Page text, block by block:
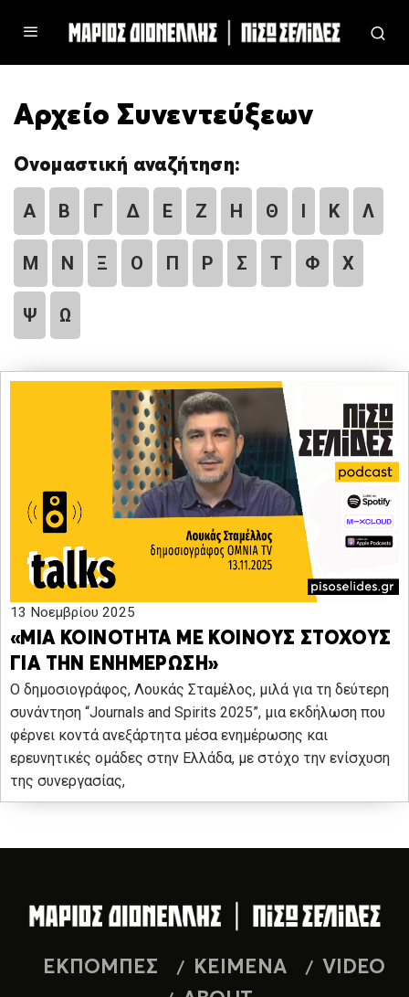
Αρχείο Συνεντεύξεων
Ονομαστική αναζήτηση:
Α Β Γ Δ Ε Ζ Η Θ Ι Κ Λ
Μ Ν Ξ Ο Π Ρ Σ Τ Φ Χ
Ψ Ω
13 Νοεμβρίου 2025
«ΜΙΑ ΚΟΙΝΟΤΗΤΑ ΜΕ ΚΟΙΝΟΥΣ ΣΤΟΧΟΥΣ
ΓΙΑ ΤΗΝ ΕΝΗΜΕΡΩΣΗ»
Ο δημοσιογράφος, Λουκάς Σταμέλος, μιλά για τη δεύτερη
συνάντηση “Journals and Spirits 2025”, μια εκδήλωση που
φέρνει κοντά ανεξάρτητα μέσα ενημέρωσης και
ερευνητικές ομάδες στην Ελλάδα, με στόχο την ενίσχυση
της συνεργασίας,
ΕΚΠΟΜΠΕΣ ΚΕΙΜΕΝΑ
VIDEO